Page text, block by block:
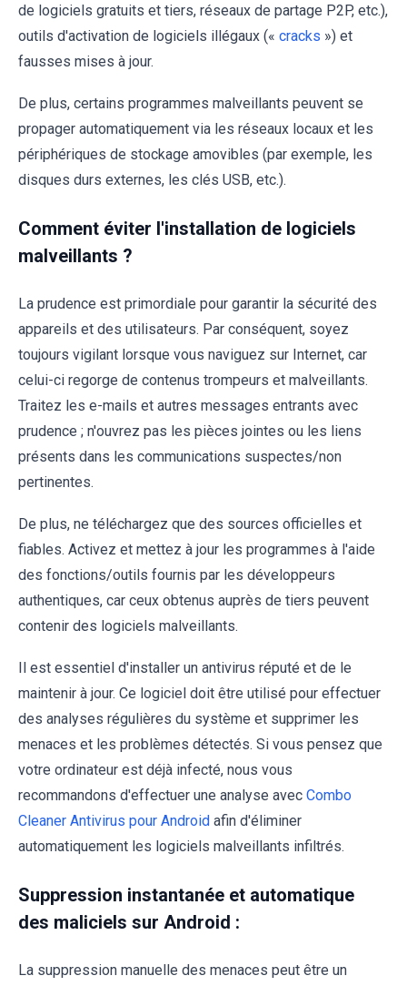
de logiciels gratuits et tiers, réseaux de partage P2P, etc.),
outils d'activation de logiciels illégaux (« cracks ») et
fausses mises à jour.
De plus, certains programmes malveillants peuvent se
propager automatiquement via les réseaux locaux et les
périphériques de stockage amovibles (par exemple, les
disques durs externes, les clés USB, etc.).
Comment éviter l'installation de logiciels
malveillants ?
La prudence est primordiale pour garantir la sécurité des
appareils et des utilisateurs. Par conséquent, soyez
toujours vigilant lorsque vous naviguez sur Internet, car
celui-ci regorge de contenus trompeurs et malveillants.
Traitez les e-mails et autres messages entrants avec
prudence ; n'ouvrez pas les pièces jointes ou les liens
présents dans les communications suspectes/non
pertinentes.
De plus, ne téléchargez que des sources officielles et
fiables. Activez et mettez à jour les programmes à l'aide
des fonctions/outils fournis par les développeurs
authentiques, car ceux obtenus auprès de tiers peuvent
contenir des logiciels malveillants.
Il est essentiel d'installer un antivirus réputé et de le
maintenir à jour. Ce logiciel doit être utilisé pour effectuer
des analyses régulières du système et supprimer les
menaces et les problèmes détectés. Si vous pensez que
votre ordinateur est déjà infecté, nous vous
recommandons d'effectuer une analyse avec Combo
Cleaner Antivirus pour Android afin d'éliminer
automatiquement les logiciels malveillants infiltrés.
Suppression instantanée et automatique
des maliciels sur Android :
La suppression manuelle des menaces peut être un